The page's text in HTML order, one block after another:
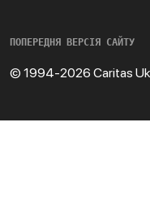
ПОПЕРЕДНЯ ВЕРСІЯ САЙТУ
© 1994-2026 Caritas